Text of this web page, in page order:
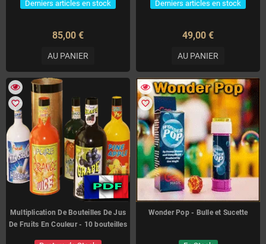
Derniers articles en stock
85,00 €
AU PANIER
Derniers articles en stock
49,00 €
AU PANIER
favorite_border
Multiplication De Bouteilles De Jus
De Fruits En Couleur - 10 bouteilles
favorite_border
Wonder Pop - Bulle et Sucette